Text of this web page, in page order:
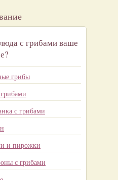
с грибами ваше
грибы
с грибами
и пирожки
с грибами